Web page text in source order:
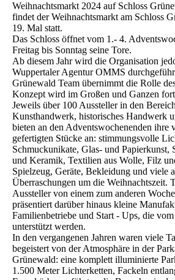
Weihnachtsmarkt 2024 auf Schloss
findet der Weihnachtsmarkt am Schloss
19. Mal statt.
Das Schloss öffnet vom 1.- 4.
Freitag bis Sonntag seine Tore.
Ab diesem Jahr wird die Organisation
Wuppertaler Agentur OMMS
Grünewald Team übernimmt die Rolle
Konzept wird im Großen und Ganzen
Jeweils über 100 Aussteller in den
Kunsthandwerk, historisches Handwerk
bieten an den Adventswochenenden ihre
gefertigten Stücke an: stimmungsvolle
Schmuckunikate, Glas- und Papierkunst,
und Keramik, Textilien aus Wolle, Filz
Spielzeug, Geräte, Bekleidung und viele
Überraschungen um die Weihnachtszeit.
Aussteller von einem zum anderen
präsentiert darüber hinaus kleine
Familienbetriebe und Start - Ups, die
unterstützt werden.
In den vergangenen Jahren waren viele
begeistert von der Atmosphäre in der
Grünewald: eine komplett illuminierte
1.500 Meter Lichterketten, Fackeln